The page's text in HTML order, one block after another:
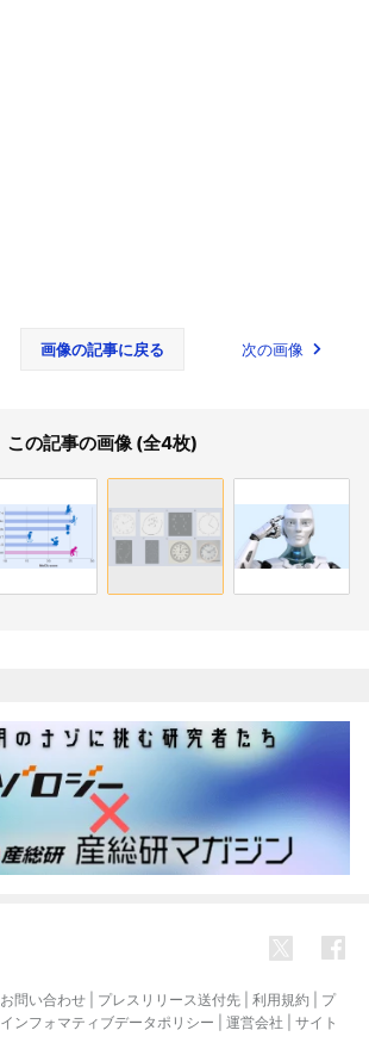
画像の記事に戻る 次の画像
この記事の画像 (全4枚)
お問い合わせ プレスリリース送付先 利用規約
プ
インフォマティブデータポリシー 運営会社
サイト